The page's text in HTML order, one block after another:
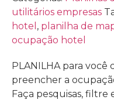
utilitários empresas
hotel , planilha de
ocupação hotel
PLANILHA para você
preencher a
Faça pesquisas, filtre